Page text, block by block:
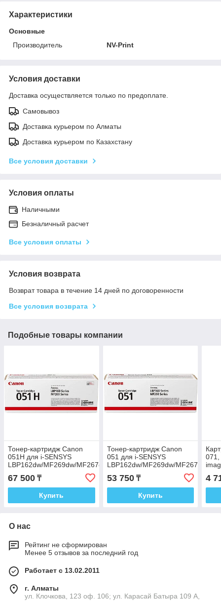
Характеристики
Основные
Производитель
NV-Print
Условия доставки
Доставка осуществляется только по предоплате.
Самовывоз
Доставка курьером по Алматы
Доставка курьером по Казахстану
Все условия доставки
Условия оплаты
Наличными
Безналичный расчет
Все условия оплаты
Условия возврата
Возврат товара в течение 14 дней по договоренности
Все условия возврата
Подобные товары компании
Тонер-картридж Canon
051H для i-SENSYS
LBP162dw/MF269dw/MF267dw/MF264dw
2169C002
67 500 ₸
Купить
Тонер-картридж Canon
051 для i-SENSYS
LBP162dw/MF269dw/MF267dw/
2168C002
53 750₸
Купить
071,
4
О нас
Рейтинг не сформирован
Менее 5 отзывов за последний год
Работает с 13.02.2011
г. Алматы
ул. Клочкова, 123 оф. 106; ул. Карасай Батыра 109 А,